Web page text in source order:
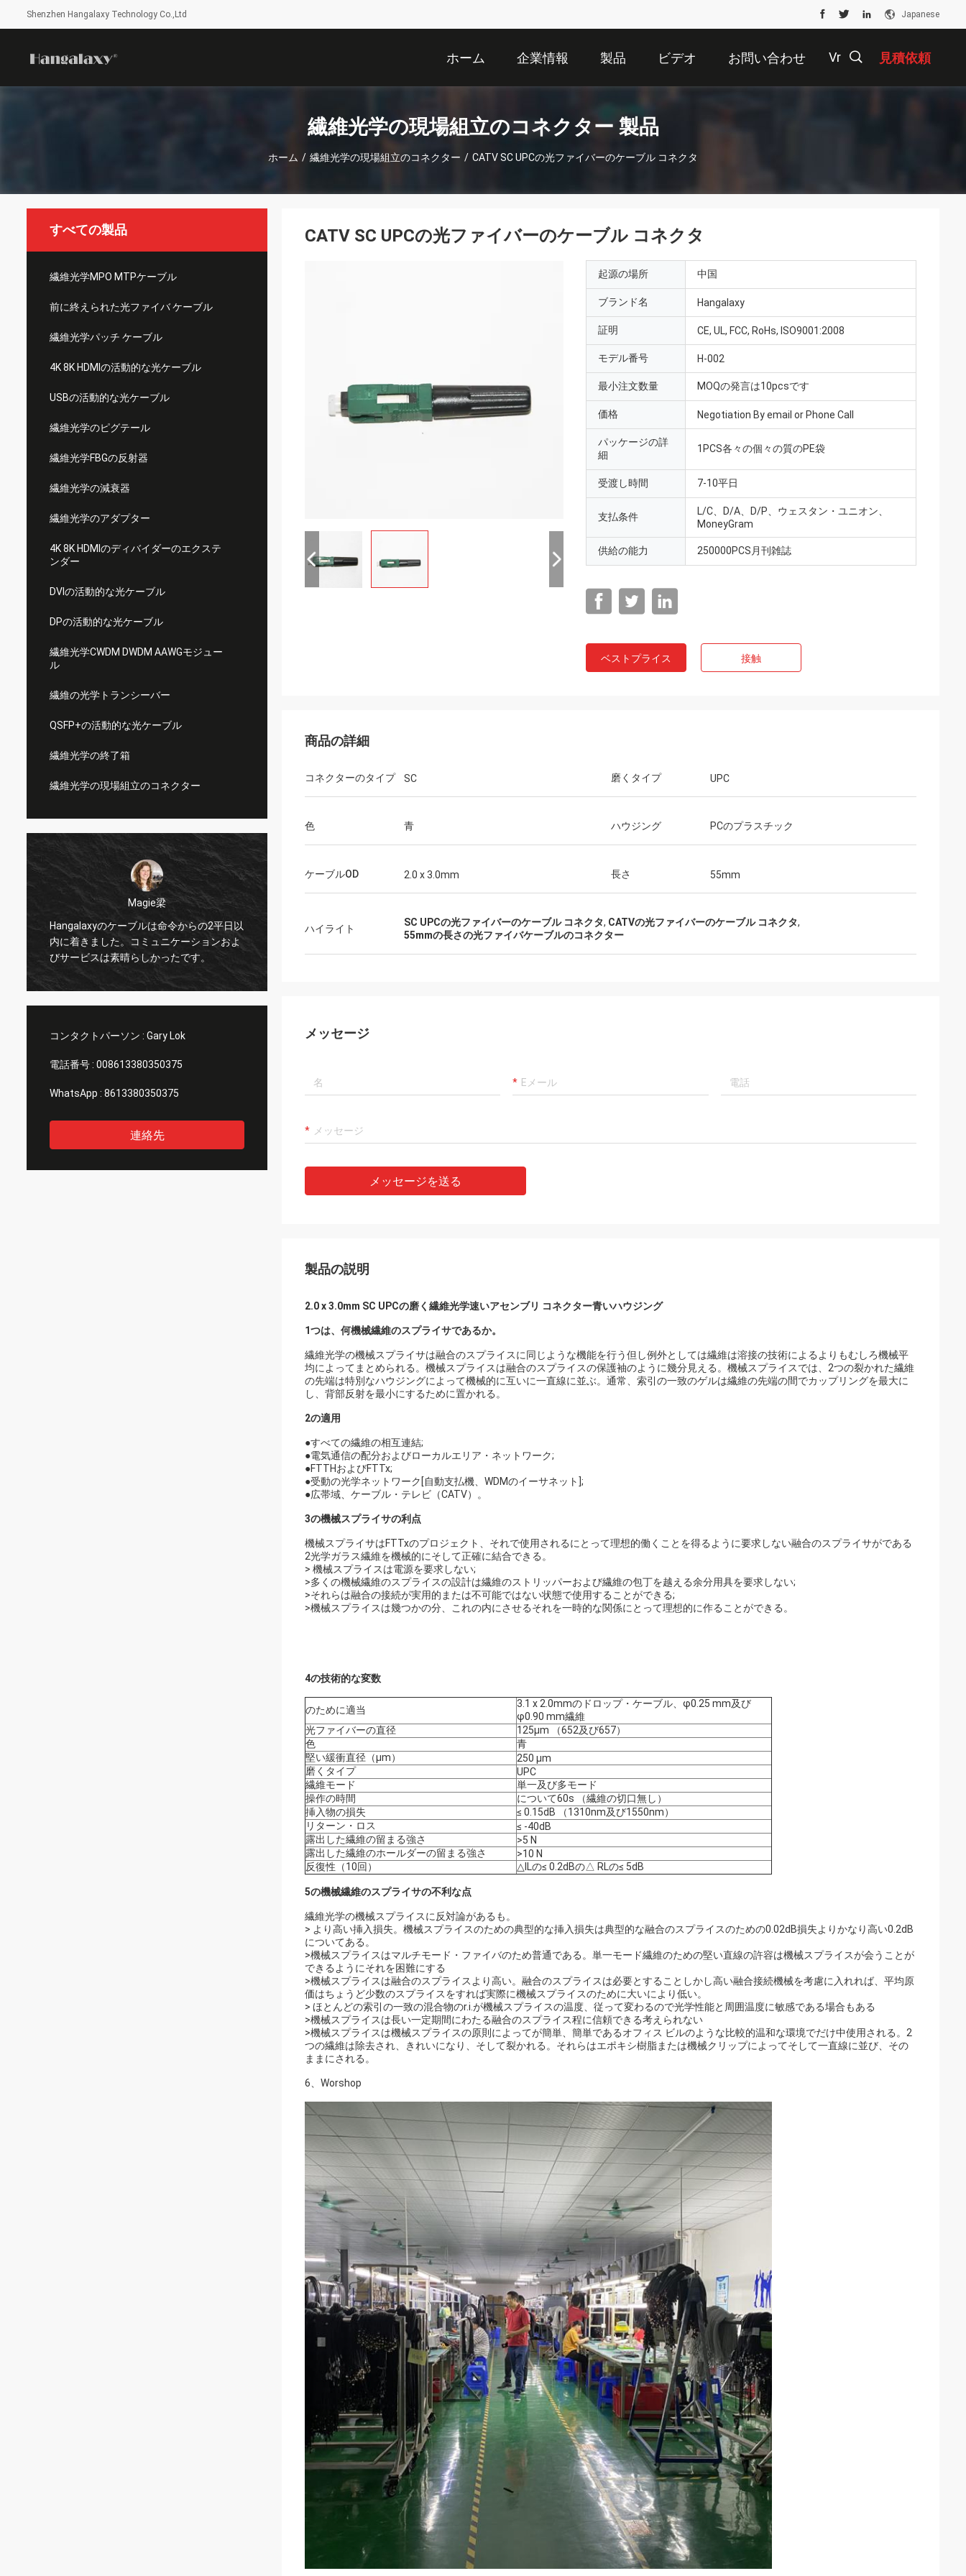
Shenzhen Hangalaxy Technology Co.,Ltd Japanese
ホーム 企業情報 製品 ビデオ お問い合わせ Vr 見積依頼
繊維光学の現場組立のコネクター 製品
ホーム / 繊維光学の現場組立のコネクター / CATV SC UPCの光ファイバーのケーブル コネクタ
すべての製品
繊維光学MPO MTPケーブル
前に終えられた光ファイバ ケーブル
繊維光学パッチ ケーブル
4K 8K HDMIの活動的な光ケーブル
USBの活動的な光ケーブル
繊維光学のピグテール
繊維光学FBGの反射器
繊維光学の減衰器
繊維光学のアダプター
4K 8K HDMIのディバイダーのエクステ
ンダー
DVIの活動的な光ケーブル
DPの活動的な光ケーブル
繊維光学CWDM DWDM AAWGモジュー
ル
繊維の光学トランシーバー
QSFP+の活動的な光ケーブル
繊維光学の終了箱
繊維光学の現場組立のコネクター
Magie梁
Hangalaxyのケーブルは命令からの2平日以
内に着きました。コミュニケーションおよ
びサービスは素晴らしかったです。
Tracyルーシー
私は偉大な人を働かせることこれらのアダ
プターを見つけて嬉しいです。ちょうど私
ジョンの印
Hangalaxyは1m、2m、3m、5m、7m、
10m、15m、20m、25m、30mの100G
コンタクトパーソン : Gary Lok
電話番号 : 008613380350375
WhatsApp : 8613380350375
連絡先
CATV SC UPCの光ファイバーのケーブル コネクタ
起源の場所 中国
ブランド名 Hangalaxy
証明 CE, UL, FCC, RoHs, ISO9001:2008
モデル番号 H-002
最小注文数量 MOQの発言は10pcsです
価格 Negotiation By email or Phone Call
パッケージの詳
細
1PCS各々の個々の質のPE袋
受渡し時間 7-10平日
支払条件
L/C、D/A、D/P、ウェスタン・ユニオン、
MoneyGram
供給の能力 250000PCS月刊雑誌
ベストプライス 接触
商品の詳細
コネクターのタイプ SC 磨くタイプ UPC
色 青 ハウジング PCのプラスチック
ケーブルOD 2.0 x 3.0mm 長さ 55mm
ハイライト
SC UPCの光ファイバーのケーブル コネクタ, CATVの光ファイバーのケーブル コネクタ,
55mmの長さの光ファイバケーブルのコネクター
メッセージ
メッセージを送る
製品の説明
2.0 x 3.0mm SC UPCの磨く繊維光学速いアセンブリ コネクター青いハウジング
1つは、何機械繊維のスプライサであるか。
繊維光学の機械スプライサは融合のスプライスに同じような機能を行う但し例外としては繊維は溶接の技術によるよりもむしろ機械平
均によってまとめられる。機械スプライスは融合のスプライスの保護袖のように幾分見える。機械スプライスでは、2つの裂かれた繊維
の先端は特別なハウジングによって機械的に互いに一直線に並ぶ。通常、索引の一致のゲルは繊維の先端の間でカップリングを最大に
し、背部反射を最小にするために置かれる。
2の適用
●すべての繊維の相互連結;
●電気通信の配分およびローカルエリア・ネットワーク;
●FTTHおよびFTTx;
●受動の光学ネットワーク[自動支払機、WDMのイーサネット];
●広帯域、ケーブル・テレビ（CATV）。
3の機械スプライサの利点
機械スプライサはFTTxのプロジェクト、それで使用されるにとって理想的働くことを得るように要求しない融合のスプライサがである
2光学ガラス繊維を機械的にそして正確に結合できる。
> 機械スプライスは電源を要求しない;
>多くの機械繊維のスプライスの設計は繊維のストリッパーおよび繊維の包丁を越える余分用具を要求しない;
>それらは融合の接続が実用的または不可能ではない状態で使用することができる;
>機械スプライスは幾つかの分、これの内にさせるそれを一時的な関係にとって理想的に作ることができる。
4の技術的な変数
のために適当
3.1 x 2.0mmのドロップ・ケーブル、φ0.25 mm及び
φ0.90 mm繊維
光ファイバーの直径
125μm （652及び657）
色
青
堅い緩衝直径（μm）
250 μm
磨くタイプ
UPC
繊維モード
単一及び多モード
操作の時間
について60s （繊維の切口無し）
挿入物の損失
≤ 0.15dB （1310nm及び1550nm）
リターン・ロス
≤ -40dB
露出した繊維の留まる強さ
>5 N
露出した繊維のホールダーの留まる強さ
>10 N
反復性（10回）
△ILの≤ 0.2dBの△ RLの≤ 5dB
5の機械繊維のスプライサの不利な点
繊維光学の機械スプライスに反対論があるも。
> より高い挿入損失。機械スプライスのための典型的な挿入損失は典型的な融合のスプライスのための0.02dB損失よりかなり高い0.2dB
についてある。
>機械スプライスはマルチモード・ファイバのため普通である。単一モード繊維のための堅い直線の許容は機械スプライスが会うことが
できるようにそれを困難にする
>機械スプライスは融合のスプライスより高い。融合のスプライスは必要とすることしかし高い融合接続機械を考慮に入れれば、平均原
価はちょうど少数のスプライスをすれば実際に機械スプライスのために大いにより低い。
> ほとんどの索引の一致の混合物のr.i.が機械スプライスの温度、従って変わるので光学性能と周囲温度に敏感である場合もある
>機械スプライスは長い一定期間にわたる融合のスプライス程に信頼できる考えられない
>機械スプライスは機械スプライスの原則によってが簡単、簡単であるオフィス ビルのような比較的温和な環境でだけ中使用される。2
つの繊維は除去され、きれいになり、そして裂かれる。それらはエポキシ樹脂または機械クリップによってそして一直線に並び、その
ままにされる。
6、Worshop